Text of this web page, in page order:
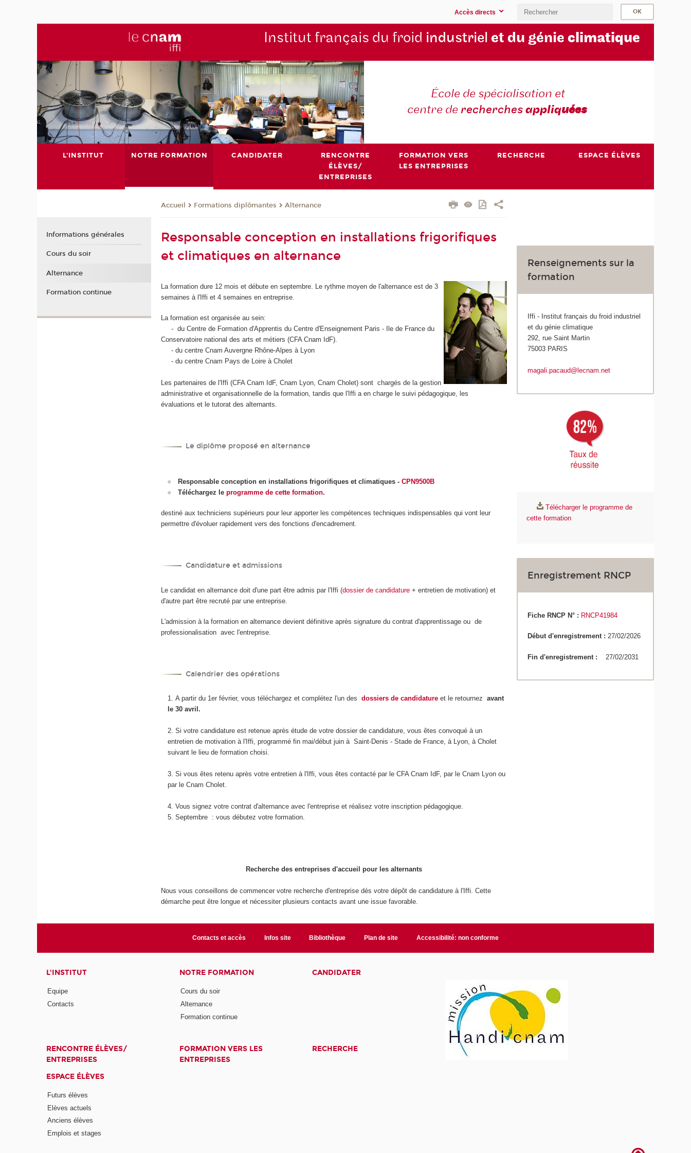
Accès directs
Institut français du froid industriel et du génie climatique
École de spécialisation et
centre de recherchesappliquées
L'INSTITUT NOTRE FORMATION CANDIDATER
RENCONTRE
ÉLÈVES/
ENTREPRISES
FORMATION VERS
LES ENTREPRISES
RECHERCHE ESPACE ÉLÈVES
Accueil Formations diplômantes Alternance
Responsable conception en installations frigorifiques
et climatiques en alternance
La formation dure 12 mois et débute en septembre. Le rythme moyen de l'alternance est de 3
semaines à l'Iffi et 4 semaines en entreprise.
La formation est organisée au sein:
- du Centre de Formation d'Apprentis du Centre d'Enseignement Paris - Ile de France du
Conservatoire national des arts et métiers (CFA Cnam IdF).
- du centre Cnam Auvergne Rhône-Alpes à Lyon
- du centre Cnam Pays de Loire à Cholet
Les partenaires de l'Iffi (CFA Cnam IdF, Cnam Lyon, Cnam Cholet) sont chargés de la gestion
administrative et organisationnelle de la formation, tandis que l'Iffi a en charge le suivi pédagogique, les
évaluations et le tutorat des alternants.
Le diplôme proposé en alternance
Responsable conception en installations frigorifiques et climatiques- CPN9500B
Téléchargez le programme de cette formation.
destiné aux techniciens supérieurs pour leur apporter les compétences techniques indispensables qui vont leur
permettre d'évoluer rapidement vers des fonctions d'encadrement.
Candidature et admissions
Le candidat en alternance doit d'une part être admis par l'Iffi (dossier de candidature + entretien de motivation) et
d'autre part être recruté par une entreprise.
L'admission à la formation en alternance devient définitive après signature du contrat d'apprentissage ou de
professionalisation avec l'entreprise.
Calendrier des opérations
A partir du 1er février, vous téléchargez et complétez l'un desdossiers de candidature et le retournezavant
le 30 avril.
Si votre candidature est retenue après étude de votre dossier de candidature, vous êtes convoqué à un
entretien de motivation à l'Iffi, programmé fin mai/début juin à Saint-Denis - Stade de France, à Lyon, à Cholet
suivant le lieu de formation choisi.
Si vous êtes retenu après votre entretien à l'Iffi, vous êtes contacté par le CFA Cnam IdF, par le Cnam Lyon ou
par le Cnam Cholet.
Vous signez votre contrat d'alternance avec l'entreprise et réalisez votre inscription pédagogique.
Septembre : vous débutez votre formation.
Recherche des entreprises d'accueil pour les alternants
Nous vous conseillons de commencer votre recherche d'entreprise dés votre dépôt de candidature à l'Iffi. Cette
démarche peut être longue et nécessiter plusieurs contacts avant une issue favorable.
Renseignements sur la
formation
Iffi - Institut français du froid industriel
et du génie climatique
292, rue Saint Martin
75003 PARIS
magali.pacaud@lecnam.net
Télécharger le programme de
cette formation
Enregistrement RNCP
Fiche RNCP N° : RNCP41984
Début d'enregistrement :27/02/2026
Fin d'enregistrement : 27/02/2031
Informations générales
Cours du soir
Alternance
Formation continue
Contacts et accès Infos site Bibliothèque Plan de site Accessibilité: non conforme
L'INSTITUT
Equipe
Contacts
NOTRE FORMATION
Cours du soir
Alternance
Formation continue
CANDIDATER
RENCONTRE ÉLÈVES/
ENTREPRISES
FORMATION VERS LES
ENTREPRISES
RECHERCHE
ESPACE ÉLÈVES
Futurs élèves
Elèves actuels
Anciens élèves
Emplois et stages